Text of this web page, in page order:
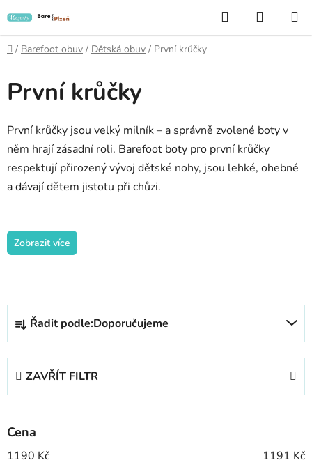
na
obsah
Hledat
KOŠÍK
Domů
/ Barefoot obuv / Dětská obuv / První krůčky
První krůčky
První krůčky jsou velký milník – a správně zvolené boty v
něm hrají zásadní roli. Barefoot boty pro první krůčky
respektují přirozený vývoj dětské nohy, jsou lehké, ohebné
a dávají dětem jistotu při chůzi.
Zobrazit více
Ř
z
p
r
o
Řadit podle:Doporučujeme
ZAVŘÍT FILTR
Cena
1190 Kč 1191 Kč